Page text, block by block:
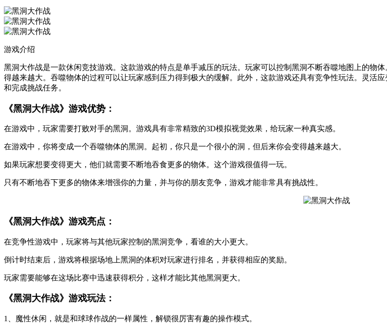
游戏介绍
黑洞大作战是一款休闲竞技游戏。这款游戏的特点是单手减压的玩法。玩家可以控制黑洞不断吞噬地图上的物
得越来越大。吞噬物体的过程可以让玩家感到压力得到极大的缓解。此外，这款游戏还具有竞争性玩法。灵活
和完成挑战任务。
《黑洞大作战》游戏优势：
在游戏中，玩家需要打败对手的黑洞。游戏具有非常精致的3D模拟视觉效果，给玩家一种真实感。
在游戏中，你将变成一个吞噬物体的黑洞。起初，你只是一个很小的洞，但后来你会变得越来越大。
如果玩家想要变得更大，他们就需要不断地吞食更多的物体。这个游戏很值得一玩。
只有不断地吞下更多的物体来增强你的力量，并与你的朋友竞争，游戏才能非常具有挑战性。
《黑洞大作战》游戏亮点：
在竞争性游戏中，玩家将与其他玩家控制的黑洞竞争，看谁的大小更大。
倒计时结束后，游戏将根据场地上黑洞的体积对玩家进行排名，并获得相应的奖励。
玩家需要能够在这场比赛中迅速获得积分，这样才能比其他黑洞更大。
《黑洞大作战》游戏玩法：
1、魔性休闲，就是和球球作战的一样属性，解锁很厉害有趣的操作模式。